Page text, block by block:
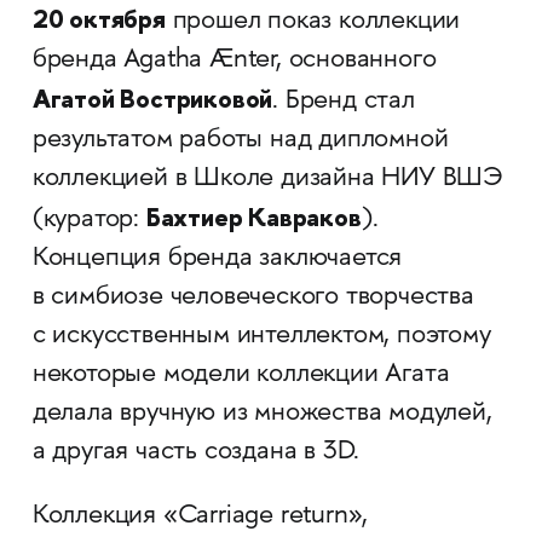
20 октября прошел показ коллекции
бренда Agatha Ænter, основанного
Агатой Востриковой. Бренд стал
результатом работы над дипломной
коллекцией в Школе дизайна НИУ ВШЭ
(куратор: Бахтиер Кавраков).
Концепция бренда заключается
в симбиозе человеческого творчества
с искусственным интеллектом, поэтому
некоторые модели коллекции Агата
делала вручную из множества модулей,
а другая часть создана в 3D.
Коллекция «Carriage return»,